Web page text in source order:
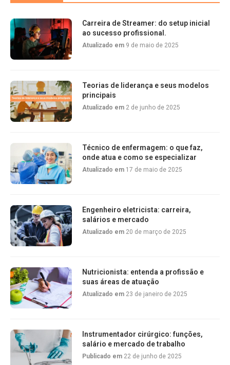
Carreira de Streamer: do setup inicial
ao sucesso profissional.
Atualizado em 9 de maio de 2025
Teorias de liderança e seus modelos
principais
Atualizado em 2 de junho de 2025
Técnico de enfermagem: o que faz,
onde atua e como se especializar
Atualizado em 17 de maio de 2025
Engenheiro eletricista: carreira,
salários e mercado
Atualizado em 20 de março de 2025
Nutricionista: entenda a profissão e
suas áreas de atuação
Atualizado em 23 de janeiro de 2025
Instrumentador cirúrgico: funções,
salário e mercado de trabalho
Publicado em 22 de junho de 2025